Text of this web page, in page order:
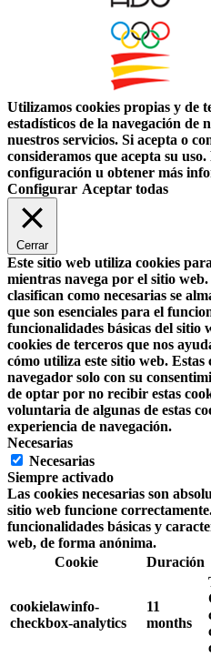
Utilizamos cookies propias y de
estadísticos de la navegación de
nuestros servicios. Si acepta o
consideramos que acepta su
configuración u obtener más
Configurar Aceptar todas
Cerrar
Este sitio web utiliza cookies
mientras navega por el sitio web.
clasifican como necesarias se
que son esenciales para el
funcionalidades básicas del sitio
cookies de terceros que nos
cómo utiliza este sitio web. Estas
navegador solo con su
de optar por no recibir estas
voluntaria de algunas de estas
experiencia de navegación.
Necesarias
Necesarias
Siempre activado
Las cookies necesarias son
sitio web funcione
funcionalidades básicas y
web, de forma anónima.
Cookie
Duración
cookielawinfo-
checkbox-analytics
11
months